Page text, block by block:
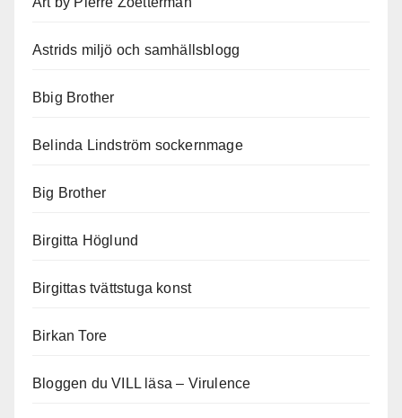
Astrids miljö och samhällsblogg
Bbig Brother
Belinda Lindström sockernmage
Big Brother
Birgitta Höglund
Birgittas tvättstuga konst
Birkan Tore
Bloggen du VILL läsa – Virulence